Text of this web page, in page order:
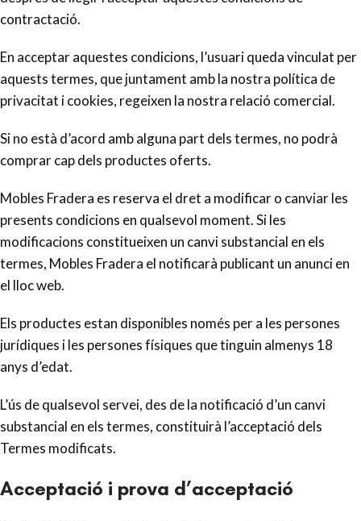
contractació.
En acceptar aquestes condicions, l’usuari queda vinculat per
aquests termes, que juntament amb la nostra política de
privacitat i cookies, regeixen la nostra relació comercial.
Si no està d’acord amb alguna part dels termes, no podrà
comprar cap dels productes oferts.
Mobles Fradera es reserva el dret a modificar o canviar les
presents condicions en qualsevol moment. Si les
modificacions constitueixen un canvi substancial en els
termes, Mobles Fradera el notificarà publicant un anunci en
el lloc web.
Els productes estan disponibles només per a les persones
jurídiques i les persones físiques que tinguin almenys 18
anys d’edat.
L’ús de qualsevol servei, des de la notificació d’un canvi
substancial en els termes, constituirà l’acceptació dels
Termes modificats.
Acceptació i prova d’acceptació